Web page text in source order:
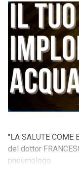
"LA SALUTE COME
del dottor
pneumologo.